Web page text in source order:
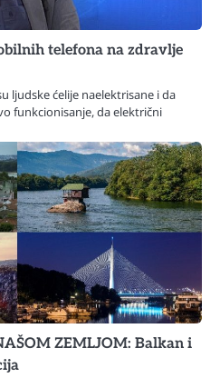
telefona na zdravlje
ljudske ćelije naelektrisane i da
funkcionisanje, da električni
ZEMLJOM: Balkan i